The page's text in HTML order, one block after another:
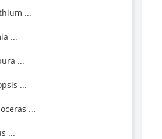
...
...
...
...
...
...